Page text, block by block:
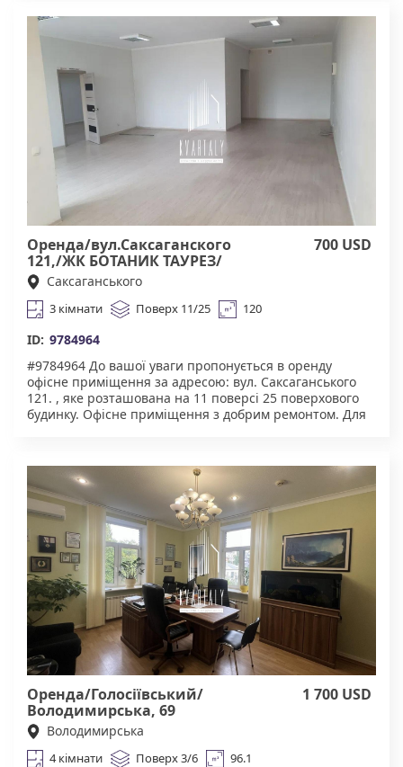
інфраструктура. У пішій доступності супермаркети,
торгові центри, ресторани, велика кількість
магазинів. Зручна транспортна розв'язка : метро
Олімпійська в пішій доступності 2 хвилини. Агенство
нерухомості "Квартали" Працюючи з нами, ви
отримуєте лише перевірений об'єкт за адекватною
ціною.Підтримка на всіх етапах угоди. Ми гарантуємо,
що ви залишитеся задоволені співпрацею!
Оренда/вул.Саксаганского
121,/ЖК БОТАНИК ТАУРЕЗ/
Шевченковский р-н,
700 USD
Саксаганського
3 кімнати Поверх 11/25 120
ID: 9784964
#9784964 До вашої уваги пропонується в оренду
офісне приміщення за адресою: вул. Саксаганського
121. , яке розташована на 11 поверсі 25 поверхового
будинку. Офісне приміщення з добрим ремонтом. Для
супермаркети, торгові центри, ресторани, велика
кількість магазинів. Зручна транспортна розв'язка :
найближчі станції метро, Університет, Вокзальна.
Агенство нерухомості "Квартали" Працюючи з нами,
ви отримуєте лише перевірений об'єкт за адекватною
ціною.Підтримка на всіх етапах угоди. Ми гарантуємо,
що ви залишитеся задоволені співпрацею! Комісія
50% за фактом підписання договору.
Оренда/Голосіївський/
Володимирська, 69
1 700 USD
Володимирська
4 кімнати Поверх 3/6 96.1